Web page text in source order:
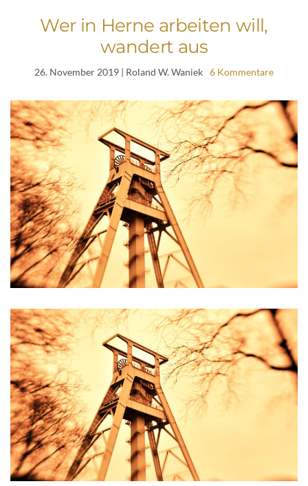
Wer in Herne arbeiten will,
wandert aus
26. November 2019 | Roland W. Waniek 6 Kommentare